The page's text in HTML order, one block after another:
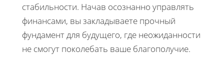
стабильности. Начав осознанно управлять
финансами, вы закладываете прочный
фундамент для будущего, где неожиданности
не смогут поколебать ваше благополучие.